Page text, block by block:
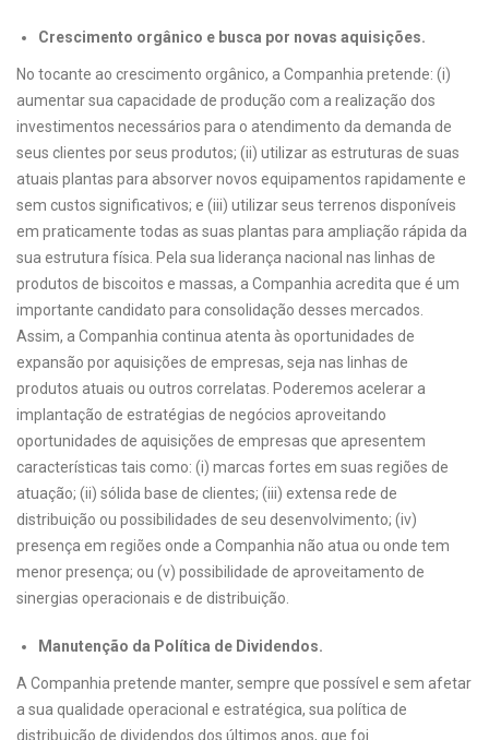
Crescimento orgânico e busca por novas aquisições.
No tocante ao crescimento orgânico, a Companhia pretende: (i)
aumentar sua capacidade de produção com a realização dos
investimentos necessários para o atendimento da demanda de
seus clientes por seus produtos; (ii) utilizar as estruturas de suas
atuais plantas para absorver novos equipamentos rapidamente e
sem custos significativos; e (iii) utilizar seus terrenos disponíveis
em praticamente todas as suas plantas para ampliação rápida da
sua estrutura física. Pela sua liderança nacional nas linhas de
produtos de biscoitos e massas, a Companhia acredita que é um
importante candidato para consolidação desses mercados.
Assim, a Companhia continua atenta às oportunidades de
expansão por aquisições de empresas, seja nas linhas de
produtos atuais ou outros correlatas. Poderemos acelerar a
implantação de estratégias de negócios aproveitando
oportunidades de aquisições de empresas que apresentem
características tais como: (i) marcas fortes em suas regiões de
atuação; (ii) sólida base de clientes; (iii) extensa rede de
distribuição ou possibilidades de seu desenvolvimento; (iv)
presença em regiões onde a Companhia não atua ou onde tem
menor presença; ou (v) possibilidade de aproveitamento de
sinergias operacionais e de distribuição.
Manutenção da Política de Dividendos.
A Companhia pretende manter, sempre que possível e sem afetar
a sua qualidade operacional e estratégica, sua política de
distribuição de dividendos dos últimos anos, que foi